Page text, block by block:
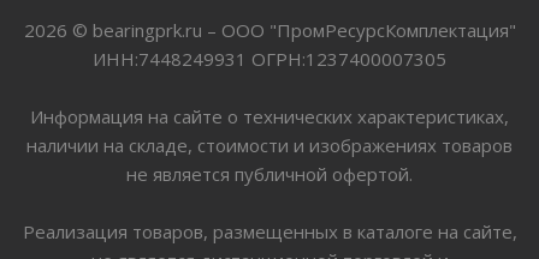
2026 © bearingprk.ru – ООО "ПромРесурсКомплектация"
ИНН:7448249931 ОГРН:1237400007305
Информация на сайте о технических характеристиках,
наличии на складе, стоимости и изображениях товаров
не является публичной офертой.
Реализация товаров, размещенных в каталоге на сайте,